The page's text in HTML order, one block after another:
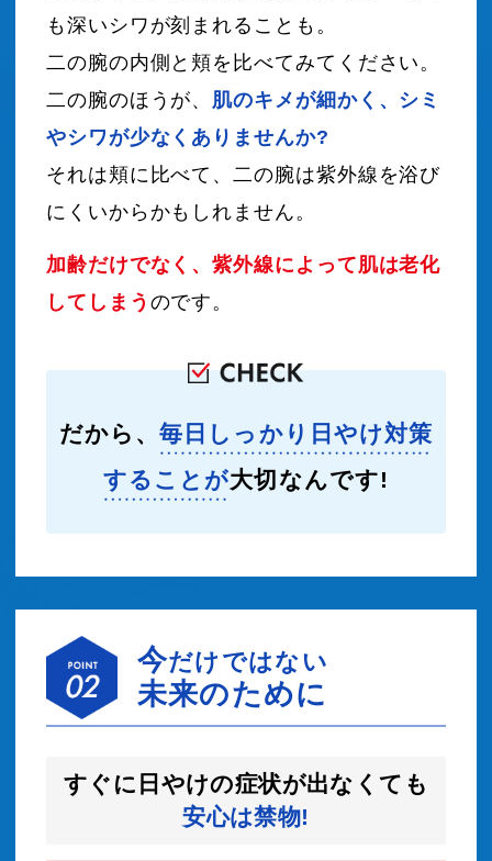
も深いシワが刻まれることも。
二の腕の内側と頬を比べてみてください。
二の腕のほうが、 肌のキメが細かく、シミ
やシワが少なくありませんか?
それは頬に比べて、二の腕は紫外線を浴び
にくいからかもしれません。
加齢だけでなく、紫外線によって肌は老化
してしまう のです。
だから、毎日しっかり日やけ対策
することが大切なんです!
今だけではない
未来のために
すぐに日やけの症状が出なくても
安心は禁物!